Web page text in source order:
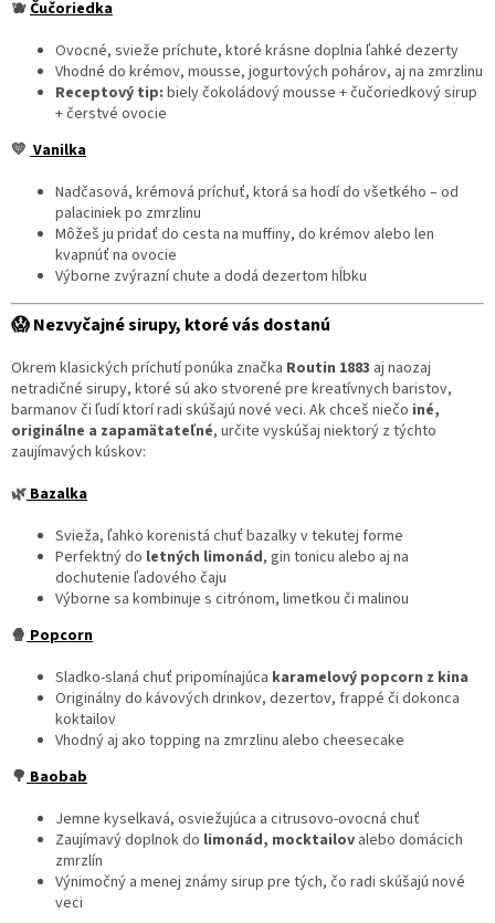
🫐 Čučoriedka
Ovocné, svieže príchute, ktoré krásne doplnia ľahké dezerty
Vhodné do krémov, mousse, jogurtových pohárov, aj na zmrzlinu
Receptový tip: biely čokoládový mousse + čučoriedkový sirup
+ čerstvé ovocie
💛 Vanilka
Nadčasová, krémová príchuť, ktorá sa hodí do všetkého – od
palaciniek po zmrzlinu
Môžeš ju pridať do cesta na muffiny, do krémov alebo len
kvapnúť na ovocie
Výborne zvýrazní chute a dodá dezertom hĺbku
😱Nezvyčajné sirupy, ktoré vás dostanú
Okrem klasických príchutí ponúka značka Routin 1883 aj naozaj
netradičné sirupy, ktoré sú ako stvorené pre kreatívnych baristov,
barmanov či ľudí ktorí radi skúšajú nové veci. Ak chceš niečo iné,
originálne a zapamätateľné, určite vyskúšaj niektorý z týchto
zaujímavých kúskov:
🌿 Bazalka
Svieža, ľahko korenistá chuť bazalky v tekutej forme
Perfektný do letných limonád, gin tonicu alebo aj na
dochutenie ľadového čaju
Výborne sa kombinuje s citrónom, limetkou či malinou
🍿 Popcorn
Sladko-slaná chuť pripomínajúca karamelový popcorn z kina
Originálny do kávových drinkov, dezertov, frappé či dokonca
koktailov
Vhodný aj ako topping na zmrzlinu alebo cheesecake
🌳 Baobab
Jemne kyselkavá, osviežujúca a citrusovo-ovocná chuť
Zaujímavý doplnok do limonád, mocktailov alebo domácich
zmrzlín
Výnimočný a menej známy sirup pre tých, čo radi skúšajú nové
veci